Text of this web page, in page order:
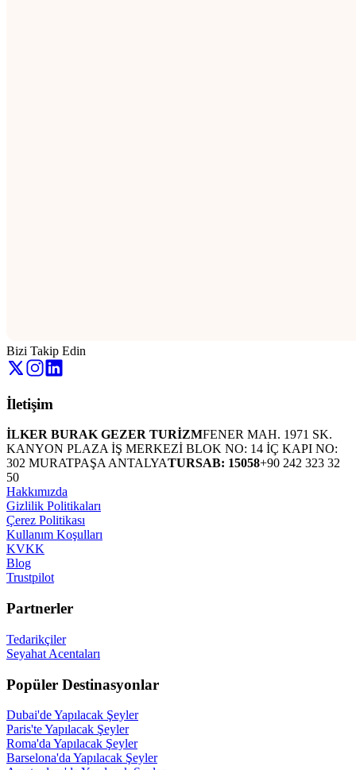
Bizi Takip Edin
İletişim
İLKER BURAK GEZER TURİZMFENER MAH. 1971 SK.
KANYON PLAZA İŞ MERKEZİ BLOK NO: 14 İÇ KAPI NO:
302 MURATPAŞA ANTALYATURSAB: 15058+90 242 323 32
50
Hakkımızda
Gizlilik Politikaları
Çerez Politikası
Kullanım Koşulları
KVKK
Blog
Trustpilot
Partnerler
Tedarikçiler
Seyahat Acentaları
Popüler Destinasyonlar
Dubai'de Yapılacak Şeyler
Paris'te Yapılacak Şeyler
Roma'da Yapılacak Şeyler
Barselona'da Yapılacak Şeyler